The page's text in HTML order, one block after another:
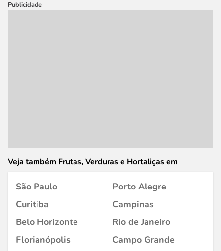
Publicidade
Veja também Frutas, Verduras e Hortaliças em
São Paulo
Porto Alegre
Curitiba
Campinas
Belo Horizonte
Rio de Janeiro
Florianópolis
Campo Grande